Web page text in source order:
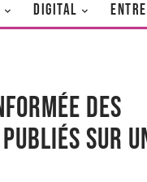
DIGITAL
des
sur